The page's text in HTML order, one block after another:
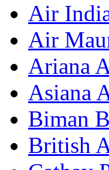
Air
Air
Ariana
Asiana
Biman
British